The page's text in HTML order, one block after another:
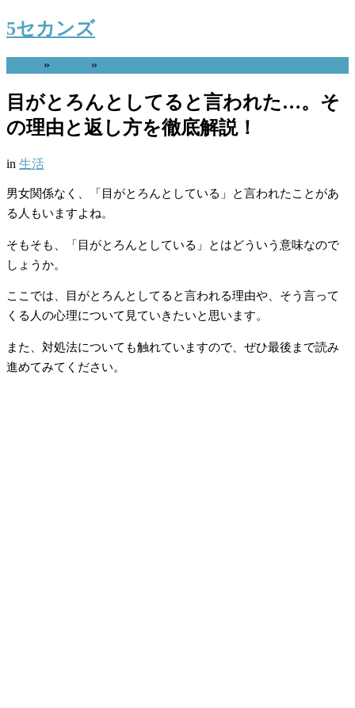
5セカンズ
» »
目がとろんとしてると言われた…。そ
の理由と返し方を徹底解説！
in 生活
男女関係なく、「目がとろんとしている」と言われたことがあ
る人もいますよね。
そもそも、「目がとろんとしている」とはどういう意味なので
しょうか。
ここでは、目がとろんとしてると言われる理由や、そう言って
くる人の心理について見ていきたいと思います。
また、対処法についても触れていますので、ぜひ最後まで読み
進めてみてください。